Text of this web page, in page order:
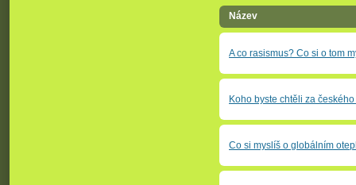
Název
A co rasismus? Co si o tom
Koho byste chtěli za
Co si myslíš o globálním